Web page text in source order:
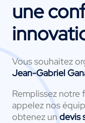
une
Vous souhaitez
Jean-Gabriel
Remplissez
appelez nos
obtenez undevis